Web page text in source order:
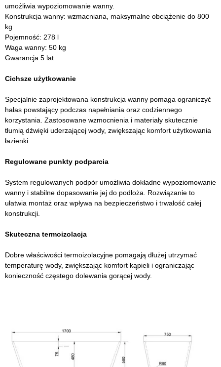
umożliwia wypoziomowanie wanny.
Konstrukcja wanny: wzmacniana, maksymalne obciążenie do 800
kg
Pojemność: 278 l
Waga wanny: 50 kg
Gwarancja 5 lat
Cichsze użytkowanie
Specjalnie zaprojektowana konstrukcja wanny pomaga ograniczyć
hałas powstający podczas napełniania oraz codziennego
korzystania. Zastosowane wzmocnienia i materiały skutecznie
tłumią dźwięki uderzającej wody, zwiększając komfort użytkowania
łazienki.
Regulowane punkty podparcia
System regulowanych podpór umożliwia dokładne wypoziomowanie
wanny i stabilne dopasowanie jej do podłoża. Rozwiązanie to
ułatwia montaż oraz wpływa na bezpieczeństwo i trwałość całej
konstrukcji.
Skuteczna termoizolacja
Dobre właściwości termoizolacyjne pomagają dłużej utrzymać
temperaturę wody, zwiększając komfort kąpieli i ograniczając
konieczność częstego dolewania gorącej wody.